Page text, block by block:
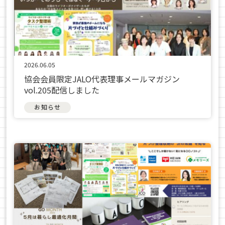
2026.06.05
協会会員限定JALO代表理事メールマガジン
vol.205配信しました
お知らせ